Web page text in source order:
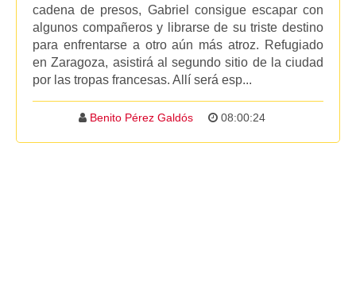
cadena de presos, Gabriel consigue escapar con
algunos compañeros y librarse de su triste destino
para enfrentarse a otro aún más atroz. Refugiado
en Zaragoza, asistirá al segundo sitio de la ciudad
por las tropas francesas. Allí será esp...
Benito Pérez Galdós 08:00:24